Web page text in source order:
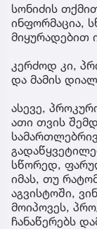
სონიძის
ინფორმაცია,
მიყურადებით
კერძოდ კი,
და მამის
ასევე,
ათი თვის
სწორედ,
იმას, თუ
აგვისტოში,
მოიპოვეს,
ჩანაწერებს